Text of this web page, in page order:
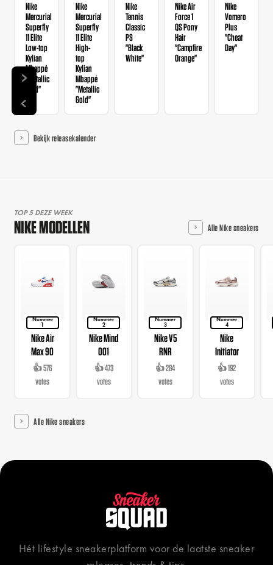
Nike
Mercurial
Superfly
11 Elite
Low-top
Kylian
Mbappé
"Metallic
Gold"
Nike
Mercurial
Superfly
11 Elite
High-
top
Kylian
Mbappé
"Metallic
Gold"
Nike
Tennis
Classic
PS
"Black
White"
Nike Air
Force 1
QS Pony
Hair
"Campfire
Orange"
Nike
Vomero
Plus
"Cheat
Day"
Bekijk releasekalender
TOP 5 DEZE WEEK
NIKE MODELLEN Alle Nike sneakers
Nummer
1
Nike Air
Max 90
👍 576
votes
Nummer
2
Nike Mind
001
👍 473
votes
Nummer
3
Nike V5
RNR
👍 284
votes
Nummer
4
Nike
Initiator
👍 192
votes
Alle Nike sneakers
Hét lifestyle sneakerplatform voor de laatste sneaker